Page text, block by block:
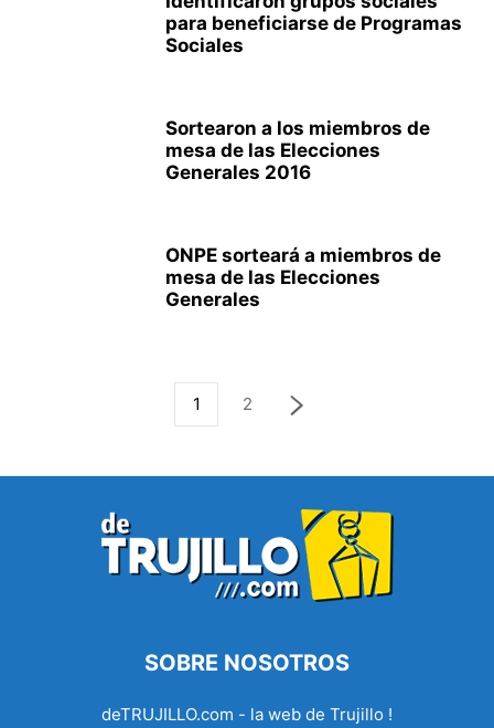
para beneficiarse de Programas
Sociales
Sortearon a los miembros de
mesa de las Elecciones
Generales 2016
ONPE sorteará a miembros de
mesa de las Elecciones
Generales
1 2
SOBRE NOSOTROS
deTRUJILLO.com - la web de Trujillo !